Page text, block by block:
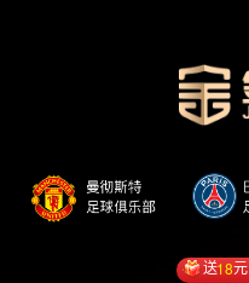
送18元